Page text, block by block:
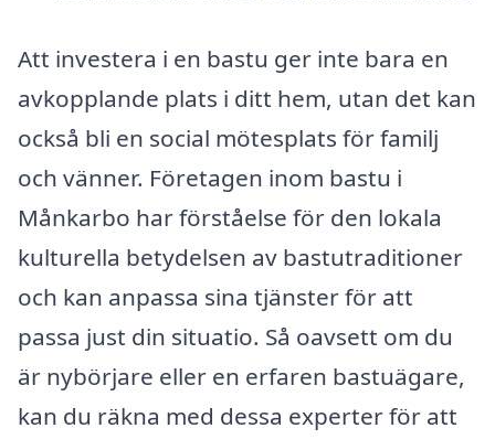
Att investera i en bastu ger inte bara en
avkopplande plats i ditt hem, utan det kan
också bli en social mötesplats för familj
och vänner. Företagen inom bastu i
Månkarbo har förståelse för den lokala
kulturella betydelsen av bastutraditioner
och kan anpassa sina tjänster för att
passa just din situatio. Så oavsett om du
är nybörjare eller en erfaren bastuägare,
kan du räkna med dessa experter för att